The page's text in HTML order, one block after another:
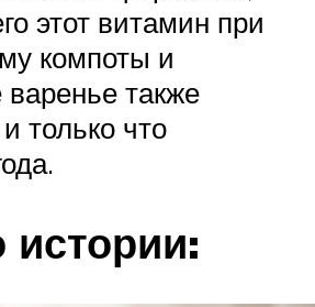
этот витамин при
компоты и
также
только что
истории: